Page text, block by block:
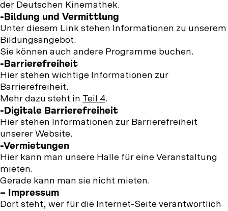
der Deutschen Kinemathek.
-Bildung und Vermittlung
Unter diesem Link stehen Informationen zu unserem
Bildungsangebot.
Sie können auch andere Programme buchen.
-Barrierefreiheit
Hier stehen wichtige Informationen zur
Barrierefreiheit.
Mehr dazu steht in Teil 4.
-Digitale Barrierefreiheit
Hier stehen Informationen zur Barrierefreiheit
unserer Website.
-Vermietungen
Hier kann man unsere Halle für eine Veranstaltung
mieten.
Gerade kann man sie nicht mieten.
– Impressum
Dort steht, wer für die Internet-Seite verantwortlich